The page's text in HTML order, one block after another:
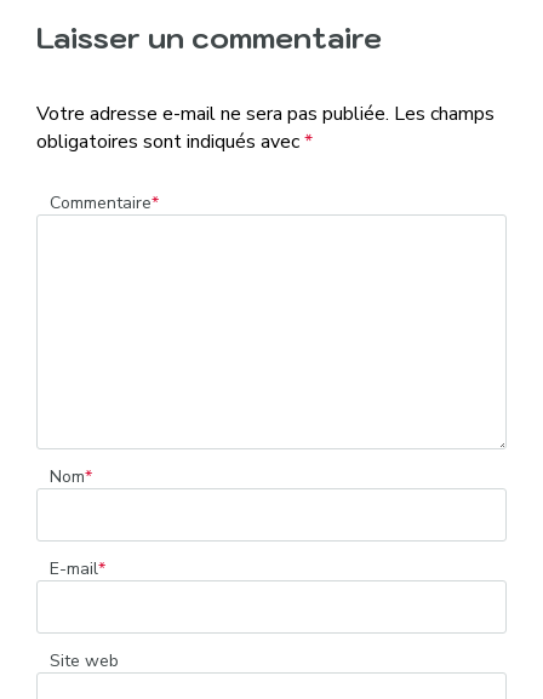
Laisser un commentaire
Votre adresse e-mail ne sera pas publiée. Les champs
obligatoires sont indiqués avec*
Commentaire*
Nom*
E-mail*
Site web